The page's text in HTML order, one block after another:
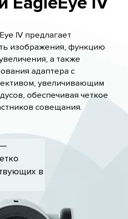
IV предлагает
изображения, функцию
а также
адаптера с
увеличивающим
обеспечивая четкое
совещания.
в